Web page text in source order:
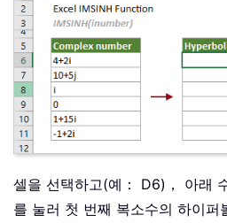
셀을 선택하고(예： D6)， 아래
를 눌러 첫 번째 복소수의 하이퍼